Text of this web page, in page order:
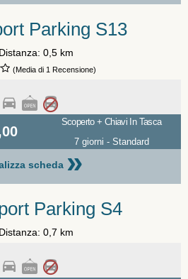
Parking S13
Distanza: 0,5 km
(Media di 1 Recensione)
Scoperto + Chiavi In Tasca
7 giorni - Standard
scheda »
Parking S4
Distanza: 0,7 km